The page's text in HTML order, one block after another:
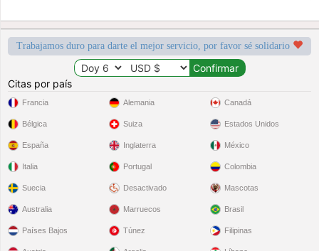
Trabajamos duro para darte el mejor servicio, por favor sé solidario
Citas por país
Francia
Bélgica
España
Italia
Suecia
Alemania
Suiza
Inglaterra
Portugal
Desactivado
Canadá
Estados Unidos
México
Colombia
Mascotas
Australia
Países Bajos
Marruecos
Túnez
Brasil
Filipinas